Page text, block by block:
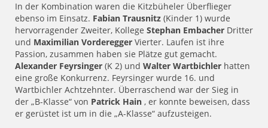
In der Kombination waren die Kitzbüheler Überflieger
ebenso im Einsatz. Fabian Trausnitz (Kinder 1) wurde
hervorragender Zweiter, Kollege Stephan Embacher Dritter
und Maximilian Vorderegger Vierter. Laufen ist ihre
Passion, zusammen haben sie Plätze gut gemacht.
Alexander Feyrsinger (K 2) und Walter Wartbichler hatten
eine große Konkurrenz. Feyrsinger wurde 16. und
Wartbichler Achtzehnter. Überraschend war der Sieg in
der „B-Klasse“ von Patrick Hain , er konnte beweisen, dass
er gerüstet ist um in die „A-Klasse“ aufzusteigen.